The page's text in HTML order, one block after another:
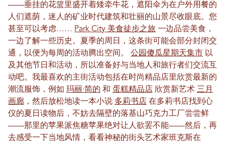
——垂挂的花篮里盛开着矮牵牛花，遮阳伞为在户外用餐的
人们遮荫，迷人的矿业时代建筑和壮丽的山景尽收眼底。您
甚至可以考虑…… Park City 美食徒步之旅 一边品尝美食，
一边了解一些历史。夏季的周日，这条街可能会部分封闭交
通，以便为每周的活动腾出空间。 公园傻瓜星期天集市 以
及其他节日和活动，所以准备好与当地人和旅行者们交流互
动吧。我最喜欢的主街活动包括在时尚精品店里欣赏最新的
潮流服饰，例如 玛丽·简的 和 蛋糕精品店 欣赏新艺术 三月
画廊 ，然后放松地读一本小说 多莉书店 在多莉书店找到心
仪的夏日读物后，不妨去隔壁的落基山巧克力工厂尝尝鲜
——那里的苹果派焦糖苹果绝对让人欲罢不能——然后，再
去感受一下当地风情，看看神秘的街头艺术家班克斯在